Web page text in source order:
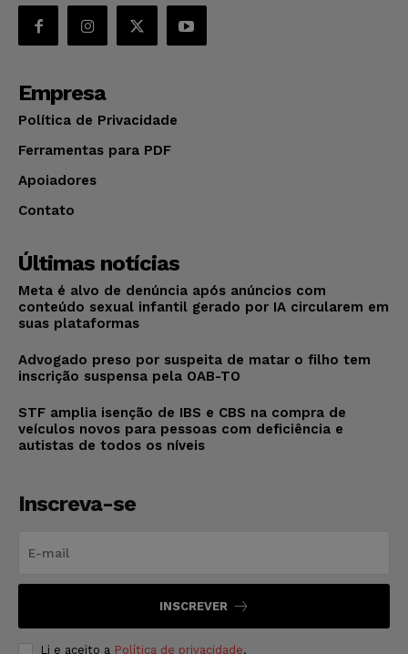
Empresa
Política de Privacidade
Ferramentas para PDF
Apoiadores
Contato
Últimas notícias
Meta é alvo de denúncia após anúncios com
conteúdo sexual infantil gerado por IA circularem em
suas plataformas
Advogado preso por suspeita de matar o filho tem
inscrição suspensa pela OAB-TO
STF amplia isenção de IBS e CBS na compra de
veículos novos para pessoas com deficiência e
autistas de todos os níveis
Inscreva-se
INSCREVER
Li e aceito a Política de privacidade.